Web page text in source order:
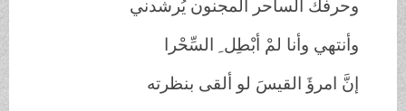
وحرفكَ الساحر المجنون يُرشدني
وأنتهي وأنا لمْ أبْطِل ِ السِّحْرا
إنَّ امرؤَ القيسَ لو ألقى بنظرته